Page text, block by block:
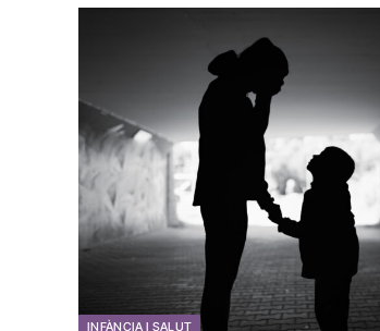
INFÀNCIA I SALUT